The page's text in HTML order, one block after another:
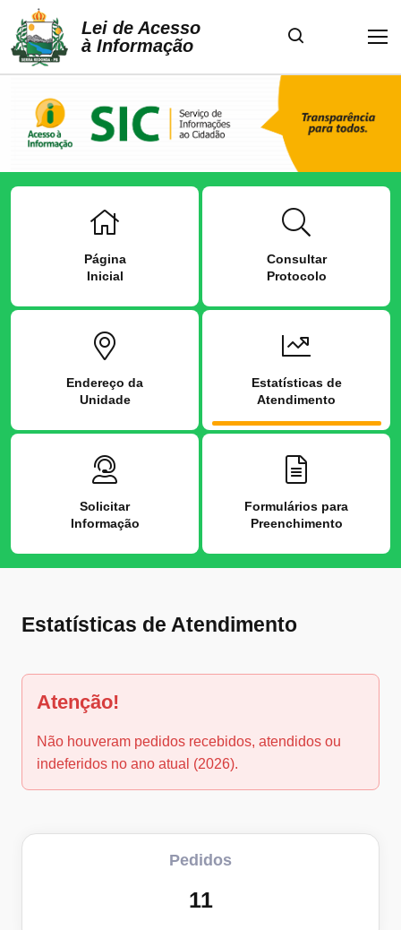
Lei de Acesso
à Informação
Página
Inicial
Consultar
Protocolo
Endereço da
Unidade
Estatísticas de
Atendimento
Solicitar
Informação
Formulários para
Preenchimento
Estatísticas de Atendimento
Atenção!
Não houveram pedidos recebidos, atendidos ou
indeferidos no ano atual (2026).
Pedidos
11